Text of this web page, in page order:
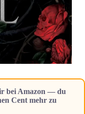
bei Amazon — du
Cent mehr zu